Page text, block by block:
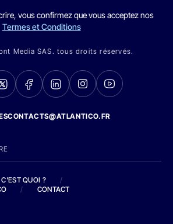
vous confirmez que vous acceptez nos
Termes et Conditions
Media SAS. tous droits réservés.
QUOI ?
/
/ CONTACT